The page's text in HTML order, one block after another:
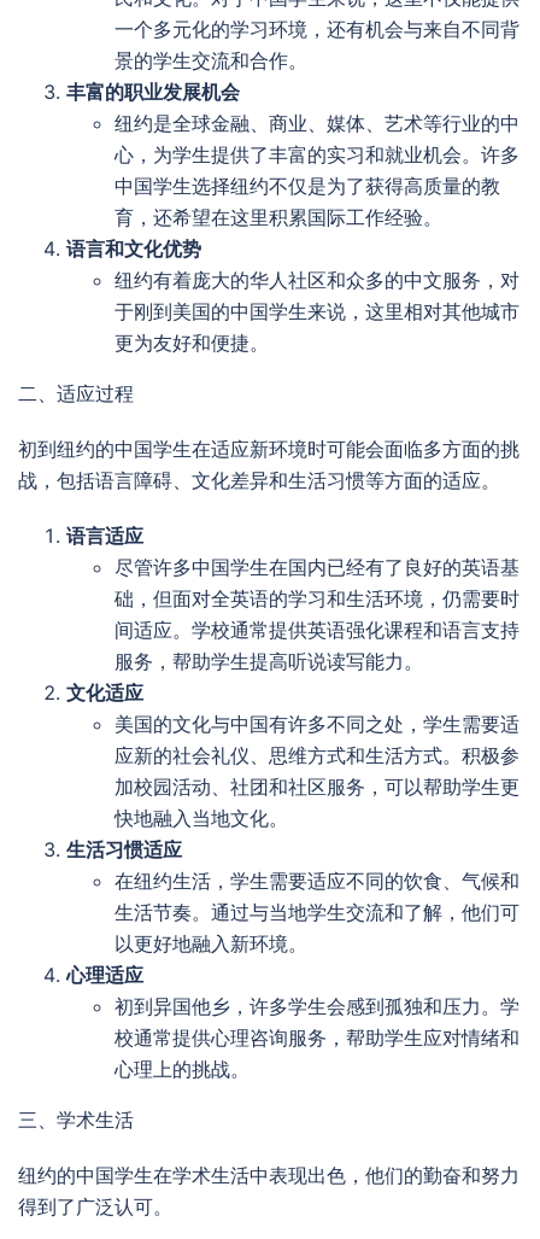
一个多元化的学习环境，还有机会与来自不同背
景的学生交流和合作。
丰富的职业发展机会
纽约是全球金融、商业、媒体、艺术等行业的中
心，为学生提供了丰富的实习和就业机会。许多
中国学生选择纽约不仅是为了获得高质量的教
育，还希望在这里积累国际工作经验。
语言和文化优势
纽约有着庞大的华人社区和众多的中文服务，对
于刚到美国的中国学生来说，这里相对其他城市
更为友好和便捷。
二、适应过程
初到纽约的中国学生在适应新环境时可能会面临多方面的挑
战，包括语言障碍、文化差异和生活习惯等方面的适应。
语言适应
尽管许多中国学生在国内已经有了良好的英语基
础，但面对全英语的学习和生活环境，仍需要时
间适应。学校通常提供英语强化课程和语言支持
服务，帮助学生提高听说读写能力。
文化适应
美国的文化与中国有许多不同之处，学生需要适
应新的社会礼仪、思维方式和生活方式。积极参
加校园活动、社团和社区服务，可以帮助学生更
快地融入当地文化。
生活习惯适应
在纽约生活，学生需要适应不同的饮食、气候和
生活节奏。通过与当地学生交流和了解，他们可
以更好地融入新环境。
心理适应
初到异国他乡，许多学生会感到孤独和压力。学
校通常提供心理咨询服务，帮助学生应对情绪和
心理上的挑战。
三、学术生活
纽约的中国学生在学术生活中表现出色，他们的勤奋和努力
得到了广泛认可。